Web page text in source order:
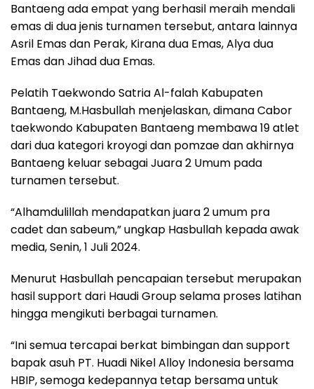
Bantaeng ada empat yang berhasil meraih mendali
emas di dua jenis turnamen tersebut, antara lainnya
Asril Emas dan Perak, Kirana dua Emas, Alya dua
Emas dan Jihad dua Emas.
Pelatih Taekwondo Satria Al-falah Kabupaten
Bantaeng, M.Hasbullah menjelaskan, dimana Cabor
taekwondo Kabupaten Bantaeng membawa 19 atlet
dari dua kategori kroyogi dan pomzae dan akhirnya
Bantaeng keluar sebagai Juara 2 Umum pada
turnamen tersebut.
“Alhamdulillah mendapatkan juara 2 umum pra
cadet dan sabeum,” ungkap Hasbullah kepada awak
media, Senin, 1 Juli 2024.
Menurut Hasbullah pencapaian tersebut merupakan
hasil support dari Haudi Group selama proses latihan
hingga mengikuti berbagai turnamen.
“Ini semua tercapai berkat bimbingan dan support
bapak asuh PT. Huadi Nikel Alloy Indonesia bersama
HBIP, semoga kedepannya tetap bersama untuk